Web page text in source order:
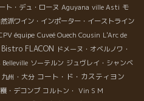
ト・デュ・ローヌ Aguyana ville Asti モ
派ワイン・インポーター・イーストライン
équipe Cuveé Ouech Cousin L'Arc de
Bistro FLACON ドメーヌ・オベルノワ・
Belleville ソーテルン ジュヴレイ・シャンベ
九州・大分 コート・ド・カスティヨン
・デコンブ コルトン・ Vin S M